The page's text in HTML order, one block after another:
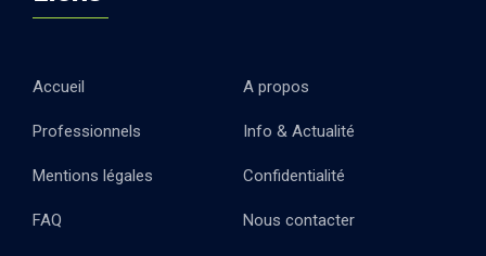
Accueil A propos
Professionnels Info & Actualité
Mentions légales Confidentialité
FAQ Nous contacter